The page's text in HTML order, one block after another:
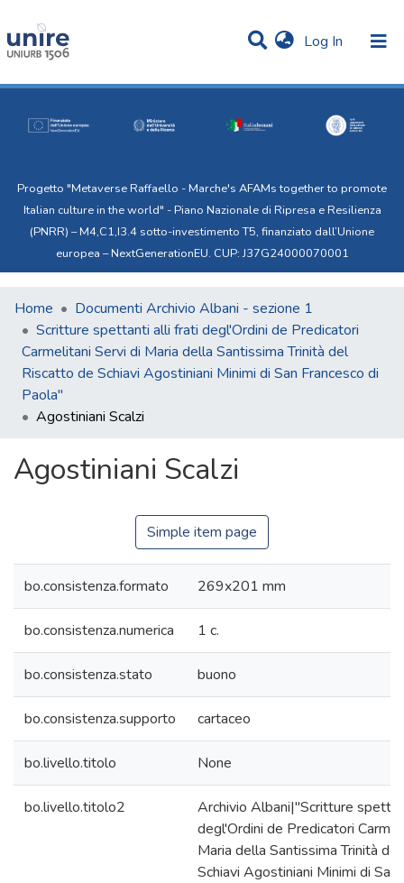
Log In (current)
Statistics
Progetto "Metaverse Raffaello - Marche's AFAMs together to promote
Italian culture in the world" - Piano Nazionale di Ripresa e Resilienza
(PNRR) – M4,C1,I3.4 sotto-investimento T5, finanziato dall’Unione
europea – NextGenerationEU. CUP: J37G24000070001
Home
Documenti Archivio Albani - sezione 1
Scritture spettanti alli frati degl'Ordini de Predicatori
Carmelitani Servi di Maria della Santissima Trinità del
Riscatto de Schiavi Agostiniani Minimi di San Francesco di
Paola"
Agostiniani Scalzi
Agostiniani Scalzi
Simple item page
bo.consistenza.formato 269x201 mm
bo.consistenza.numerica 1 c.
bo.consistenza.stato buono
bo.consistenza.supporto cartaceo
bo.livello.titolo None
bo.livello.titolo2
Archivio Albani|"Scritture
degl'Ordini de Predicatori
Maria della Santissima Trinità
Schiavi Agostiniani Minimi di San